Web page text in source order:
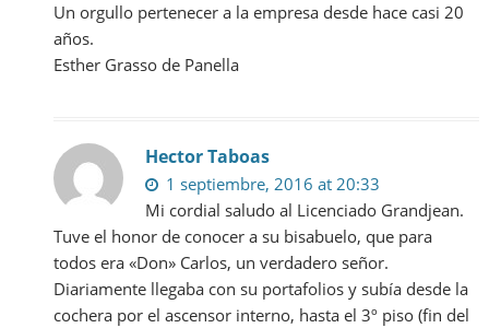
ayuda
Un orgullo pertenecer a la empresa desde hace casi 20
años.
Esther Grasso de Panella
Hector Taboas
1 septiembre, 2016 at 20:33
Mi cordial saludo al Licenciado Grandjean.
Tuve el honor de conocer a su bisabuelo, que para
todos era «Don» Carlos, un verdadero señor.
Diariamente llegaba con su portafolios y subía desde la
cochera por el ascensor interno, hasta el 3º piso (fin del